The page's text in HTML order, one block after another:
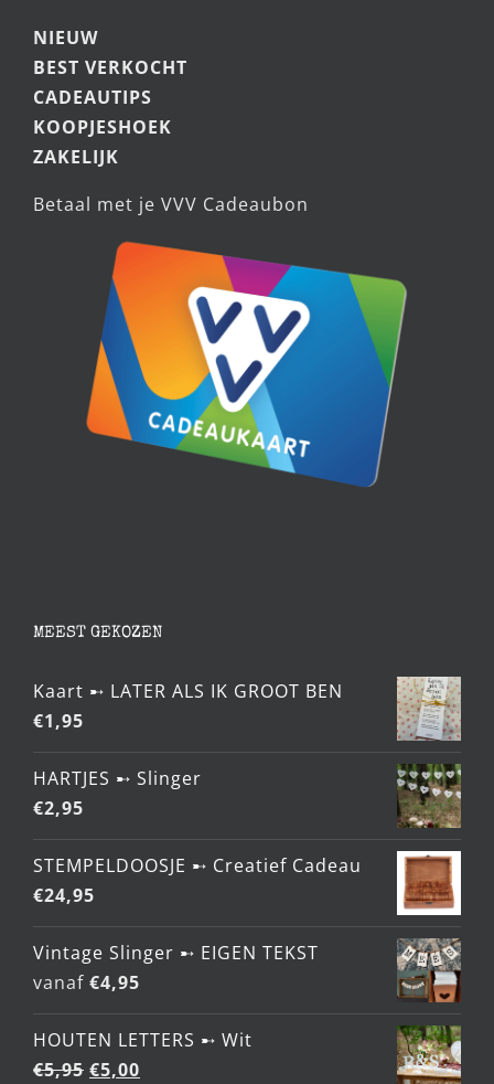
NIEUW
BEST VERKOCHT
CADEAUTIPS
KOOPJESHOEK
ZAKELIJK
Betaal met je VVV Cadeaubon
MEEST GEKOZEN
Kaart ➸ LATER ALS IK GROOT BEN
€1,95
HARTJES ➸ Slinger
€2,95
STEMPELDOOSJE ➸ Creatief Cadeau
€24,95
Vintage Slinger ➸ EIGEN TEKST
vanaf €4,95
HOUTEN LETTERS ➸ Wit
€5,95 Oorspronkelijke
€5,00